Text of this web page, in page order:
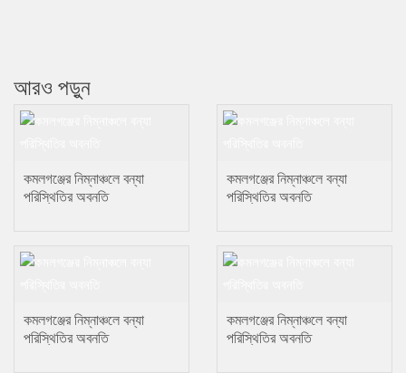
আরও পড়ুন
কমলগঞ্জের নিম্নাঞ্চলে বন্যা
পরিস্থিতির অবনতি
কমলগঞ্জের নিম্নাঞ্চলে বন্যা
পরিস্থিতির অবনতি
কমলগঞ্জের নিম্নাঞ্চলে বন্যা
পরিস্থিতির অবনতি
কমলগঞ্জের নিম্নাঞ্চলে বন্যা
পরিস্থিতির অবনতি